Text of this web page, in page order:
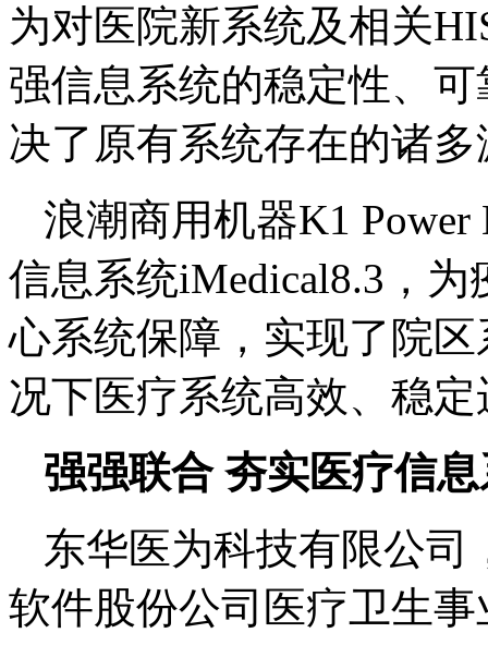
为对医院新系统及相关
强信息系统的稳定性、
决了原有系统存在的诸多
浪潮商用机器K1
信息系统iMedical8.3，
心系统保障，实现了院
况下医疗系统高效、稳定
强强联合 夯实医疗信
东华医为科技有限公司
软件股份公司医疗卫生